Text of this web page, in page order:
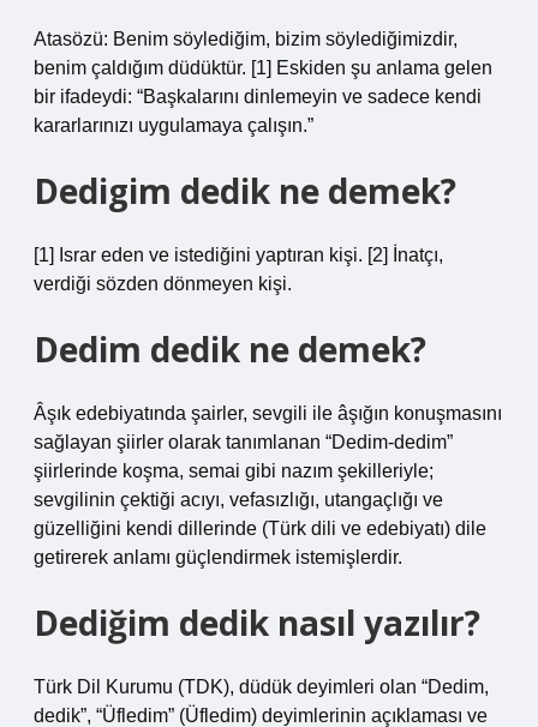
Atasözü: Benim söylediğim, bizim söylediğimizdir,
benim çaldığım düdüktür. [1] Eskiden şu anlama gelen
bir ifadeydi: “Başkalarını dinlemeyin ve sadece kendi
kararlarınızı uygulamaya çalışın.”
Dedigim dedik ne demek?
[1] Israr eden ve istediğini yaptıran kişi. [2] İnatçı,
verdiği sözden dönmeyen kişi.
Dedim dedik ne demek?
Âşık edebiyatında şairler, sevgili ile âşığın konuşmasını
sağlayan şiirler olarak tanımlanan “Dedim-dedim”
şiirlerinde koşma, semai gibi nazım şekilleriyle;
sevgilinin çektiği acıyı, vefasızlığı, utangaçlığı ve
güzelliğini kendi dillerinde (Türk dili ve edebiyatı) dile
getirerek anlamı güçlendirmek istemişlerdir.
Dediğim dedik nasıl yazılır?
Türk Dil Kurumu (TDK), düdük deyimleri olan “Dedim,
dedik”, “Üfledim” (Üfledim) deyimlerinin açıklaması ve